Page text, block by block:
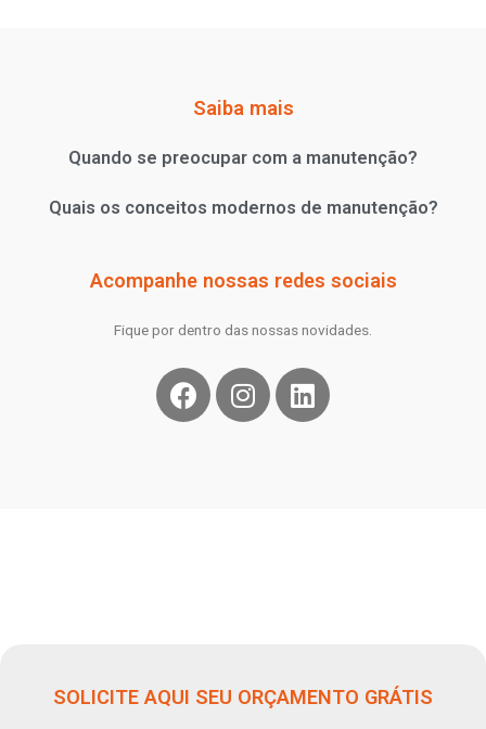
Saiba mais
Quando se preocupar com a manutenção?
Quais os conceitos modernos de manutenção?
Acompanhe nossas redes sociais
Fique por dentro das nossas novidades.
SOLICITE AQUI SEU ORÇAMENTO GRÁTIS